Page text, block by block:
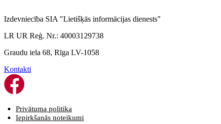
Izdevniecība SIA "Lietišķās informācijas dienests"
LR UR Reģ. Nr.: 40003129738
Graudu iela 68, Rīga LV-1058
Kontakti
Privātuma politika
Iepirkšanās noteikumi